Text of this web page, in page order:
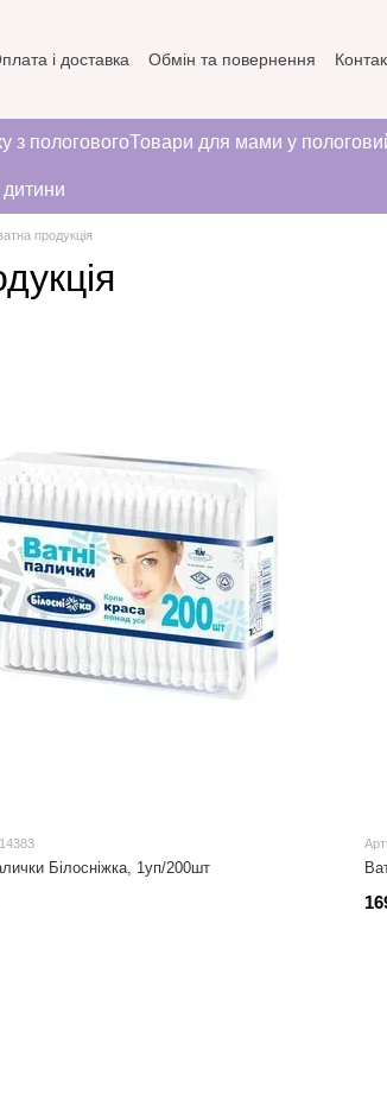
і доставка Обмін та повернення
з пологовогоТовари для мами у
продукція
Білосніжка, 1уп/200шт